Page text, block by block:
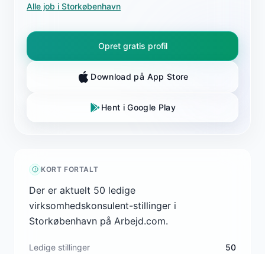
Alle job i Storkøbenhavn
Opret gratis profil
Download på App Store
Hent i Google Play
KORT FORTALT
Der er aktuelt 50 ledige
virksomhedskonsulent-stillinger i
Storkøbenhavn på Arbejd.com.
Ledige stillinger 50